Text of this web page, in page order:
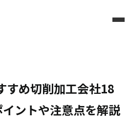
すめ切削加工会社18
ントや注意点を解説